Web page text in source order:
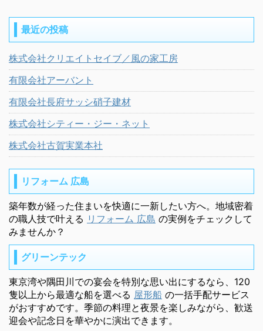
最近の投稿
株式会社クリエイトセイブ／風の家工房
有限会社アーバント
有限会社長府サッシ硝子建材
株式会社シティー・ジー・ネット
株式会社古賀実業本社
リフォーム 広島
築年数が経った住まいを快適に一新したい方へ。地域密着
の職人技で叶える リフォーム 広島 の実例をチェックして
みませんか？
グリーンテック
東京湾や隅田川での宴会を特別な思い出にするなら、120
隻以上から最適な船を選べる 屋形船 の一括手配サービス
がおすすめです。季節の料理と夜景を楽しみながら、歓送
迎会や記念日を華やかに演出できます。